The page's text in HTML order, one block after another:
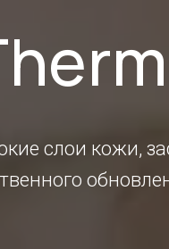
слои кожи,